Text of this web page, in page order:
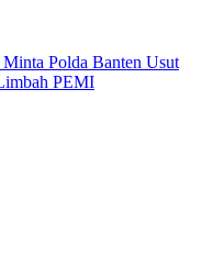
Polda Banten Usut
PEMI